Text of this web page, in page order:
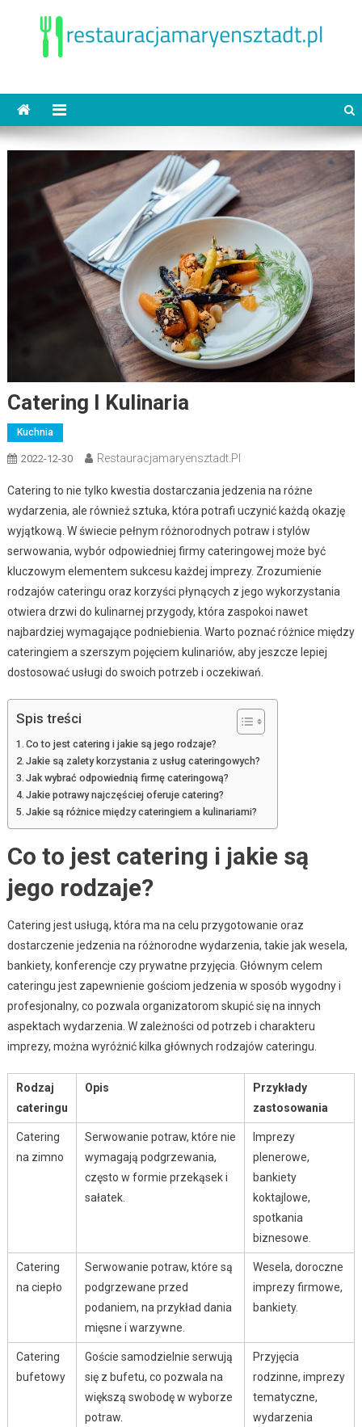
Catering I Kulinaria
Kuchnia
2022-12-30 Restauracjamaryensztadt.pl
Catering to nie tylko kwestia dostarczania jedzenia na różne
wydarzenia, ale również sztuka, która potrafi uczynić każdą okazję
wyjątkową. W świecie pełnym różnorodnych potraw i stylów
serwowania, wybór odpowiedniej firmy cateringowej może być
kluczowym elementem sukcesu każdej imprezy. Zrozumienie
rodzajów cateringu oraz korzyści płynących z jego wykorzystania
otwiera drzwi do kulinarnej przygody, która zaspokoi nawet
najbardziej wymagające podniebienia. Warto poznać różnice między
cateringiem a szerszym pojęciem kulinariów, aby jeszcze lepiej
dostosować usługi do swoich potrzeb i oczekiwań.
Spis treści
Co to jest catering i jakie są jego rodzaje?
Jakie są zalety korzystania z usług cateringowych?
Jak wybrać odpowiednią firmę cateringową?
Jakie potrawy najczęściej oferuje catering?
Jakie są różnice między cateringiem a kulinariami?
Co to jest catering i jakie są
jego rodzaje?
Catering jest usługą, która ma na celu przygotowanie oraz
dostarczenie jedzenia na różnorodne wydarzenia, takie jak wesela,
bankiety, konferencje czy prywatne przyjęcia. Głównym celem
cateringu jest zapewnienie gościom jedzenia w sposób wygodny i
profesjonalny, co pozwala organizatorom skupić się na innych
aspektach wydarzenia. W zależności od potrzeb i charakteru
imprezy, można wyróżnić kilka głównych rodzajów cateringu.
Rodzaj
cateringu
Opis
Przykłady
zastosowania
Catering
na zimno
Serwowanie potraw, które nie
wymagają podgrzewania,
często w formie przekąsek i
sałatek.
Imprezy
plenerowe,
bankiety
koktajlowe,
spotkania
biznesowe.
Catering
na ciepło
Serwowanie potraw, które są
podgrzewane przed
podaniem, na przykład dania
mięsne i warzywne.
Wesela, doroczne
imprezy firmowe,
bankiety.
Catering
bufetowy
Goście samodzielnie serwują
się z bufetu, co pozwala na
większą swobodę w wyborze
potraw.
Przyjęcia
rodzinne, imprezy
tematyczne,
wydarzenia